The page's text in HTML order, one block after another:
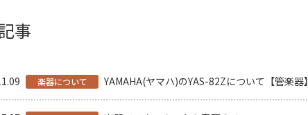
事
楽器について YAMAHA(ヤマハ)のYAS-82Zについて【管楽器】